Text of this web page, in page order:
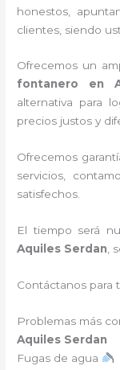
honestos,
clientes, siendo
Ofrecemos un
fontanero en
alternativa para
precios justos y
Ofrecemos
servicios,
satisfechos.
El tiempo será
Aquiles Serdan ,
Contáctanos para
Problemas más
Aquiles Serdan
Fugas de agua